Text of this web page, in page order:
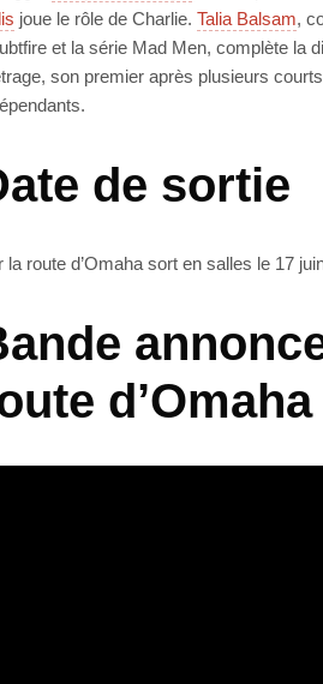
joue le rôle de Charlie. Talia Balsam,
et la série Mad Men, complète la
son premier après plusieurs
de sortie
la route d’Omaha sort en salles le 17
d’Omaha